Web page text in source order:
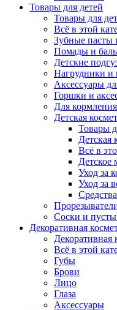
Товары для детей
Товары для
Всё в этой
Зубные пасты
Помады и
Детские
Нагрудники и
Аксессуары
Горшки и
Для кормления
Детская
Товары
Детская
Всё в
Детское
Уход за
Уход за
Соски и
Декоративная
Декоративная
Всё в этой
Губы
Брови
Лицо
Глаза
Аксессуары